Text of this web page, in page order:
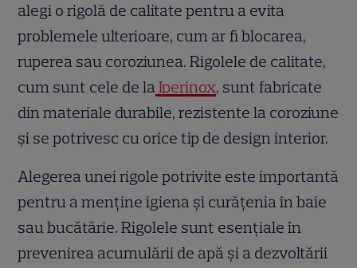
alegi o rigolă de calitate pentru a evita
problemele ulterioare, cum ar fi blocarea,
ruperea sau coroziunea. Rigolele de calitate,
cum sunt cele de laIperinox, sunt fabricate
din materiale durabile, rezistente la coroziune
și se potrivesc cu orice tip de design interior.
Alegerea unei rigole potrivite este importantă
pentru a menține igiena și curățenia în baie
sau bucătărie. Rigolele sunt esențiale în
prevenirea acumulării de apă și a dezvoltării